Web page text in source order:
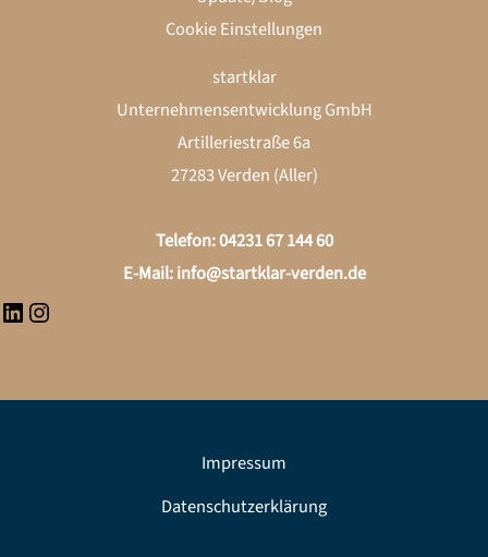
Cookie Einstellungen
startklar
Unternehmensentwicklung GmbH
Artilleriestraße 6a
27283 Verden (Aller)
Telefon: 04231 67 144 60
E-Mail:info@startklar-verden.de
Impressum
Datenschutzerklärung